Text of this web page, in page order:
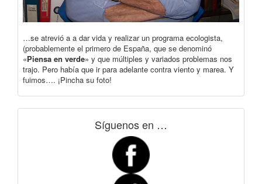
…se atrevió a a dar vida y realizar un programa ecologista,
(probablemente el primero de España, que se denominó
«Piensa en verde» y que múltiples y variados problemas nos
trajo. Pero había que ir para adelante contra viento y marea. Y
fuimos…. ¡Pincha su foto!
Síguenos en …